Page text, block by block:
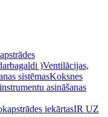
)Ventilācijas,
sistēmasKoksnes
asināšanas
iekārtasIR UZ